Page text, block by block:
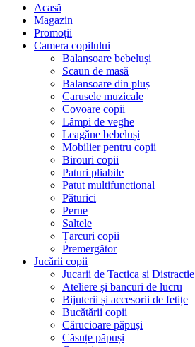
Acasă
Magazin
Promoții
Camera copilului
Balansoare bebeluși
Scaun de masă
Balansoare din pluș
Carusele muzicale
Covoare copii
Lămpi de veghe
Leagăne bebeluși
Mobilier pentru copii
Birouri copii
Paturi pliabile
Patut multifunctional
Păturici
Perne
Saltele
Țarcuri copii
Premergător
Jucării copii
Jucarii de Tactica si Distractie
Ateliere și bancuri de lucru
Bijuterii și accesorii de fetițe
Bucătării copii
Cărucioare păpuși
Căsuțe păpuși